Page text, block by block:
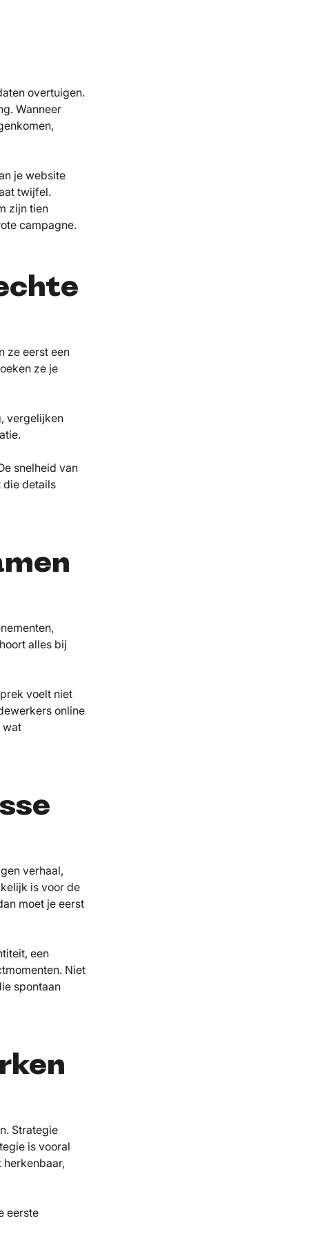
overtuigen.
Wanneer
je website
twijfel.
zijn tien
campagne.
ze eerst een
ze je
vergelijken
snelheid van
die details
alles bij
voelt niet
online
wat
verhaal,
is voor de
moet je eerst
een
Niet
spontaan
Strategie
is vooral
eerste